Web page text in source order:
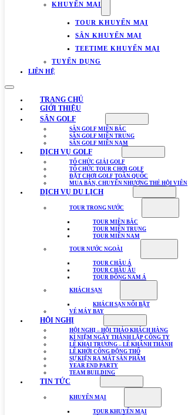
KHUYẾN MẠI
TOUR KHUYẾN MẠI
SÂN KHUYẾN MẠI
TEETIME KHUYẾN MẠI
TUYỂN DỤNG
LIÊN HỆ
TRANG CHỦ
GIỚI THIỆU
SÂN GOLF
SÂN GOLF MIỀN BẮC
SÂN GOLF MIỀN TRUNG
SÂN GOLF MIỀN NAM
DỊCH VỤ GOLF
TỔ CHỨC GIẢI GOLF
TỔ CHỨC TOUR CHƠI GOLF
ĐẶT CHƠI GOLF TOÀN QUỐC
MUA BÁN, CHUYỂN NHƯỢNG THẺ HỘI VIÊN
DỊCH VỤ DU LỊCH
TOUR TRONG NƯỚC
TOUR MIỀN BẮC
TOUR MIỀN TRUNG
TOUR MIỀN NAM
TOUR NƯỚC NGOÀI
TOUR CHÂU Á
TOUR CHÂU ÂU
TOUR ĐÔNG NAM Á
KHÁCH SẠN
KHÁCH SẠN NỔI BẬT
VÉ MÁY BAY
HỘI NGHỊ
HỘI NGHỊ – HỘI THẢO KHÁCH HÀNG
KỈ NIỆM NGÀY THÀNH LẬP CÔNG TY
LỄ KHAI TRƯƠNG – LỄ KHÁNH THÀNH
LỄ KHỞI CÔNG ĐỘNG THỔ
SỰ KIỆN RA MẮT SẢN PHẨM
YEAR END PARTY
TEAM BUILDING
TIN TỨC
KHUYẾN MẠI
TOUR KHUYẾN MẠI